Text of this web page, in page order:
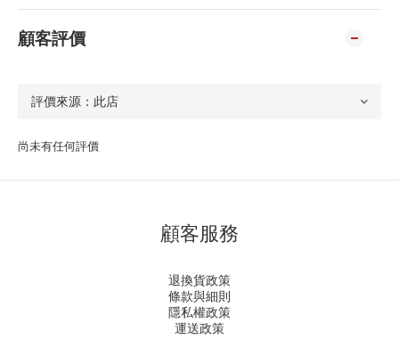
顧客評價
尚未有任何評價
顧客服務
退換貨政策
條款與細則
隱私權政策
運送政策